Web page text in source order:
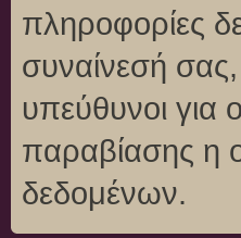
πληροφορίες
συναίνεσή
υπεύθυνοι για
παραβίασης η
δεδομένων.